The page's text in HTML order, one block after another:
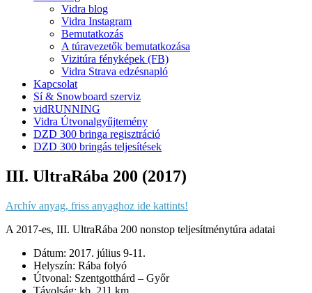
Vidra blog
Vidra Instagram
Bemutatkozás
A túravezetők bemutatkozása
Vizitúra fényképek (FB)
Vidra Strava edzésnapló
Kapcsolat
Sí & Snowboard szerviz
vidRUNNING
Vidra Útvonalgyűjtemény
DZD 300 bringa regisztráció
DZD 300 bringás teljesítések
III. UltraRába 200 (2017)
Archív anyag, friss anyaghoz ide kattints!
A 2017-es, III. UltraRába 200 nonstop teljesítménytúra adatai
Dátum: 2017. július 9-11.
Helyszín: Rába folyó
Útvonal: Szentgotthárd – Győr
Távolság: kb. 211 km